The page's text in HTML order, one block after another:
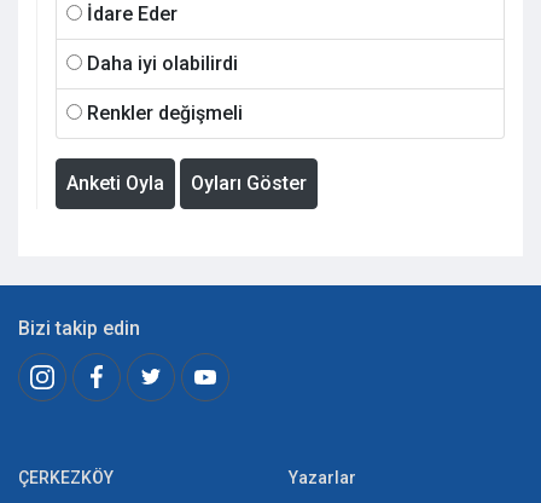
İdare Eder
Daha iyi olabilirdi
Renkler değişmeli
Anketi Oyla Oyları Göster
Bizi takip edin
ÇERKEZKÖY
Yazarlar